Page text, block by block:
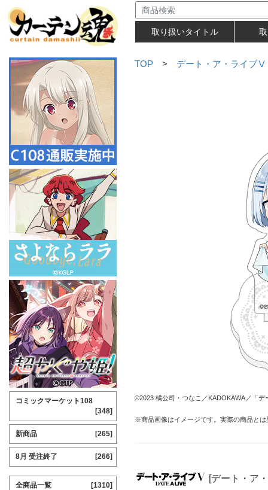
取り扱いタイトル
TOP > デート・ア・ライブⅤ
©2023 橘公司・つなこ／KADOKAWA／「
※商品画像はイメージです。実際の商品と
[デート・ア
コミックマーケット108
[348]
新商品 [265]
8月 受注終了 [266]
全商品一覧 [1310]